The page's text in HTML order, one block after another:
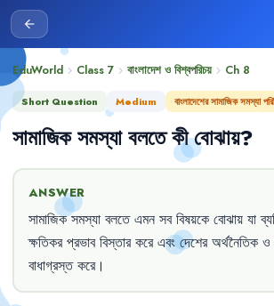
arrow_back
EduWorld chevron_right Class 7 chevron_right বাংলাদেশ ও বিশ্বপরিচয় chevron_right Ch 8
Short Question Medium বাংলাদেশের সামাজিক সমস্যা
সামাজিক সমস্যা বলতে কী বোঝায়?
ANSWER
সামাজিক সমস্যা বলতে এমন সব বিষয়কে বোঝায় যা
ক্ষতিকর প্রভাব বিস্তার করে এবং দেশের অর্থনৈতিক ও
বাধাগ্রস্ত করে।